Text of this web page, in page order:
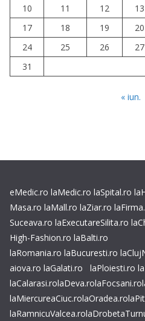
10
11 12 13
17
18 19 20
24
25 26 27
31
« iun.
eMedic.ro laMedic.ro laSpital.ro
Masa.ro laMall.ro laZiar.ro
Suceava.ro laExecutareSilita.ro
High-Fashion.ro laBalti.ro
laRomania.ro laBucuresti.ro
aiova.ro laGalati.ro laPloiesti.ro
laCalarasi.rolaDeva.rolaFocsani.ro
laMiercureaCiuc.rolaOradea.ro
laRamnicuValcea.ro